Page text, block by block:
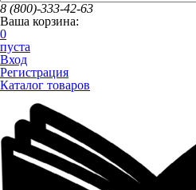
8 (800)-333-42-63
Ваша корзина:
0
пуста
Вход
Регистрация
Каталог товаров